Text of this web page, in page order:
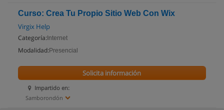
Curso: Crea Tu Propio Sitio Web Con Wix
Virgix Help
Categoría: Internet
Modalidad: Presencial
Impartido en:
Samborondón
Solicita información